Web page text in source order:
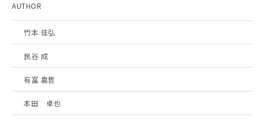
AUTHOR
竹本 佳弘
民谷 成
有冨 嘉哲
本田 卓也